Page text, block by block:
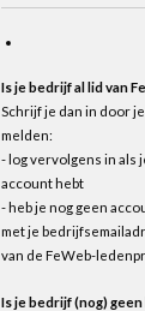
Is je bedrijf al lid van
Schrijf je dan in door
melden:
- log vervolgens in als
account hebt
- heb je nog geen
met je
van de FeWeb-
Is je bedrijf (nog) geen